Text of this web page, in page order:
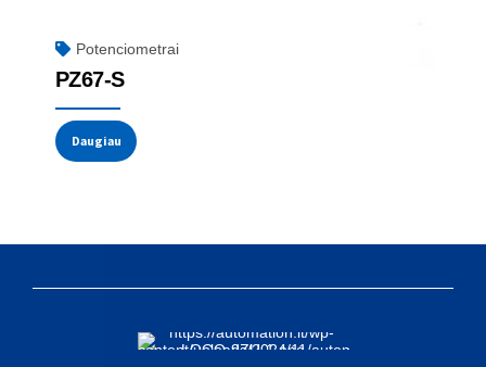
Potenciometrai
PZ67-S
Daugiau